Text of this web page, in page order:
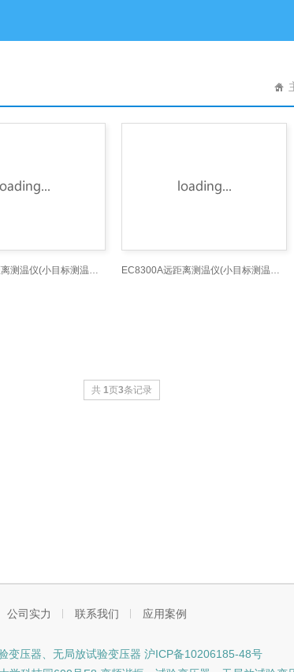
EC8300A远距离测温仪(小目标测温仪、300°75米）_远 EC8300A远距离测温仪(小目标测温仪、300°75米）_远
共 1页3条记录
公司实力 联系我们 应用案例
变压器、无局放试验变压器 沪ICP备10206185-48号